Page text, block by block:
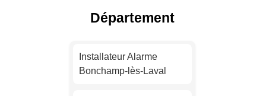
Installateur Alarme Nice
Nantes
Département
Installateur Alarme
Bonchamp-lès-Laval